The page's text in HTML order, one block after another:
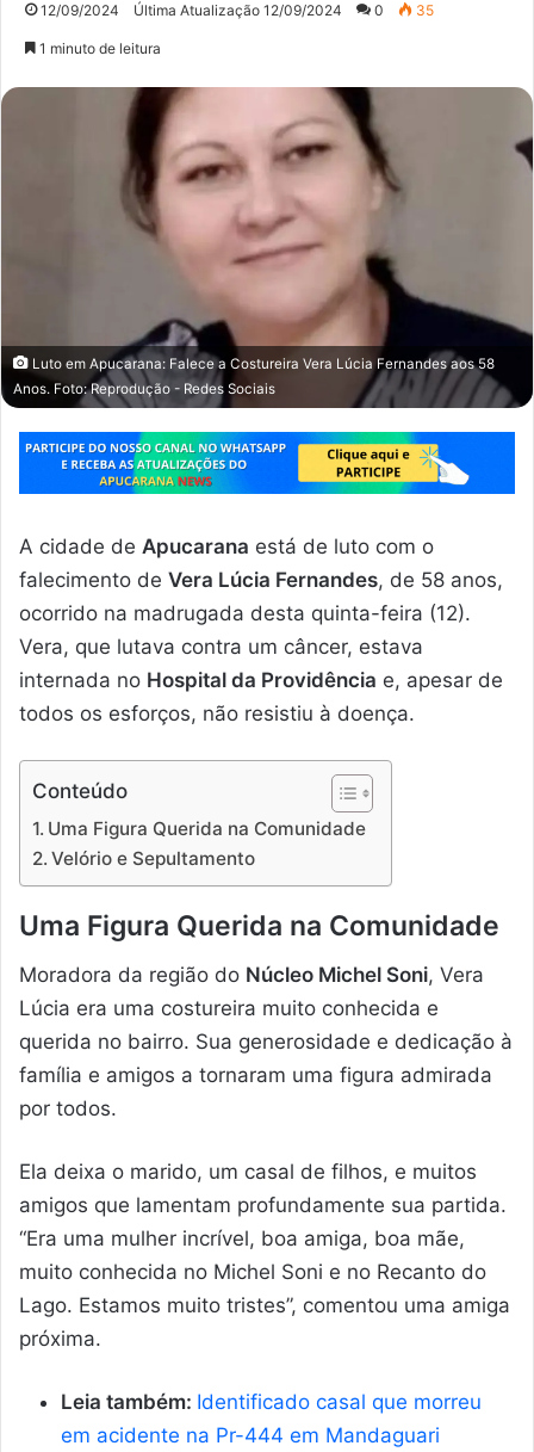
12/09/2024 Última Atualização 12/09/2024 0 35
1 minuto de leitura
Luto em Apucarana: Falece a Costureira Vera Lúcia Fernandes aos 58
Anos. Foto: Reprodução - Redes Sociais
A cidade de Apucarana está de luto com o
falecimento de Vera Lúcia Fernandes, de 58 anos,
ocorrido na madrugada desta quinta-feira (12).
Vera, que lutava contra um câncer, estava
internada no Hospital da Providência e, apesar de
todos os esforços, não resistiu à doença.
Conteúdo
Uma Figura Querida na Comunidade
Velório e Sepultamento
Uma Figura Querida na Comunidade
Moradora da região do Núcleo Michel Soni, Vera
Lúcia era uma costureira muito conhecida e
querida no bairro. Sua generosidade e dedicação à
família e amigos a tornaram uma figura admirada
por todos.
Ela deixa o marido, um casal de filhos, e muitos
amigos que lamentam profundamente sua partida.
“Era uma mulher incrível, boa amiga, boa mãe,
muito conhecida no Michel Soni e no Recanto do
Lago. Estamos muito tristes”, comentou uma amiga
próxima.
Leia também: Identificado casal que morreu
em acidente na Pr-444 em Mandaguari